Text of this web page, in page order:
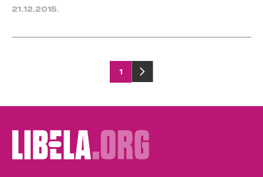
21.12.2015.
pagination
1